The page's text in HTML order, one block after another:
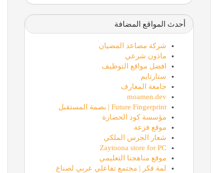
أحدث المواقع المضافة
شركة مصاعد المضيان
ماذون شرعي
افضل مواقع التوظيف
ستارتايم
جامعة المعارف
moamen.dev
Future Fingerprint | بصمة المستقبل
مؤسسة كود الحضارة
موقع فزعة
شعار الحرس الملكي
Zaytoona store for PC
موقع مناهجنا التعليمي
لمة فكر | مجتمع تفاعلي عربي لصناع